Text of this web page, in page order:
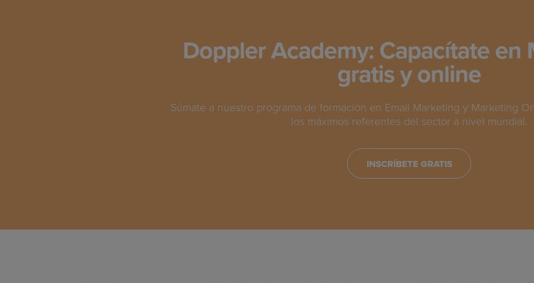
Doppler Academy: Capacítate en
gratis y online
Súmate a nuestro programa de formación en Email Marketing y Marketing
los máximos referentes del sector a nivel mundial.
INSCRÍBETE GRATIS